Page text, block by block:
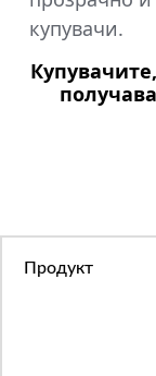
купувачи.
Продукт